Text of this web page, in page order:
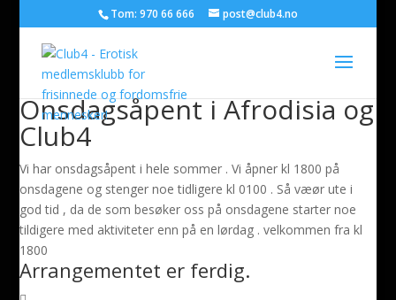
Tom: 970 66 666 post@club4.no
Onsdagsåpent i Afrodisia og
Club4
Vi har onsdagsåpent i hele sommer . Vi åpner kl 1800 på
onsdagene og stenger noe tidligere kl 0100 . Så væør ute i
god tid , da de som besøker oss på onsdagene starter noe
tildigere med aktiviteter enn på en lørdag . velkommen fra kl
1800
Arrangementet er ferdig.